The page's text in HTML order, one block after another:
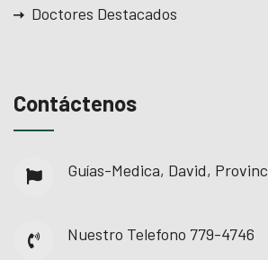
Doctores Destacados
Contáctenos
Guías-Medica, David,
Nuestro Telefono 779-4746